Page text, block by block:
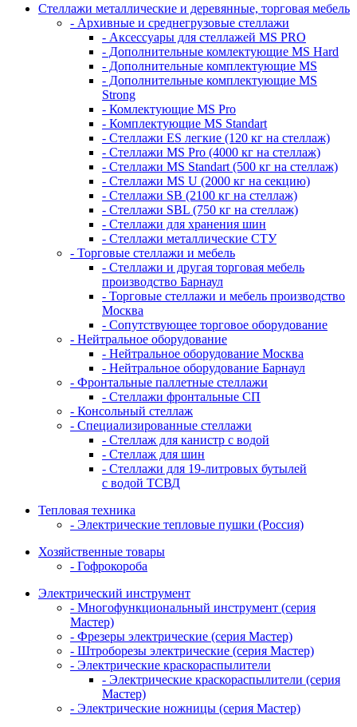
Стеллажи металлические и деревянные, торговая мебель
- Архивные и среднегрузовые стеллажи
- Аксессуары для стеллажей MS PRO
- Дополнительные комлектующие MS Hard
- Дополнительные комплектующие MS
- Дополнительные комплектующие MS
Strong
- Комлектующие MS Pro
- Комплектующие MS Standart
- Стеллажи ES легкие (120 кг на стеллаж)
- Стеллажи MS Pro (4000 кг на стеллаж)
- Стеллажи MS Standart (500 кг на стеллаж)
- Стеллажи MS U (2000 кг на секцию)
- Стеллажи SB (2100 кг на стеллаж)
- Стеллажи SBL (750 кг на стеллаж)
- Стеллажи для хранения шин
- Стеллажи металлические СТУ
- Торговые стеллажи и мебель
- Стеллажи и другая торговая мебель
производство Барнаул
- Торговые стеллажи и мебель производство
Москва
- Сопутствующее торговое оборудование
- Нейтральное оборудование
- Нейтральное оборудование Москва
- Нейтральное оборудование Барнаул
- Фронтальные паллетные стеллажи
- Стеллажи фронтальные СП
- Консольный стеллаж
- Специализированные стеллажи
- Стеллаж для канистр с водой
- Стеллаж для шин
- Стеллажи для 19-литровых бутылей
с водой ТСВД
Тепловая техника
- Электрические тепловые пушки (Россия)
Хозяйственные товары
- Гофрокороба
Электрический инструмент
- Многофункциональный инструмент (серия
Мастер)
- Фрезеры электрические (серия Мастер)
- Штроборезы электрические (серия Мастер)
- Электрические краскораспылители
- Электрические краскораспылители (серия
Мастер)
- Электрические ножницы (серия Мастер)